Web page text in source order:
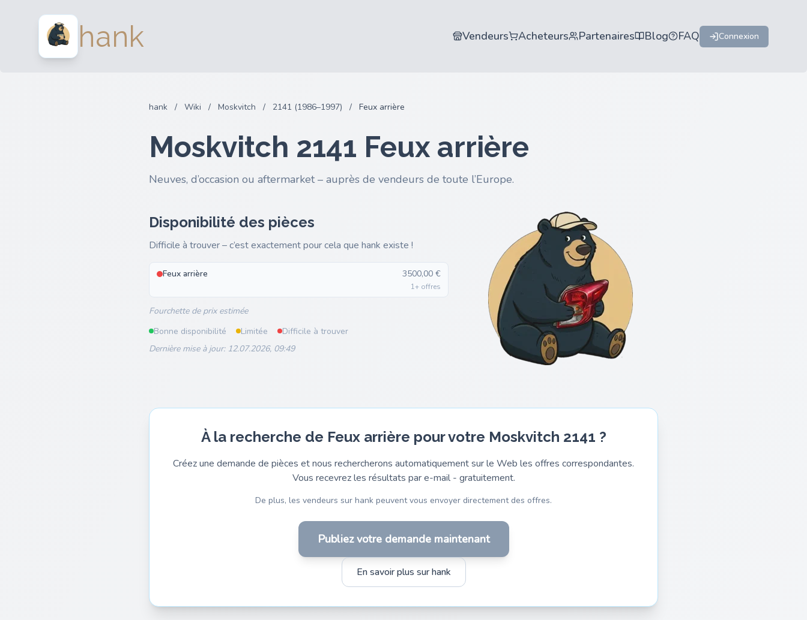
hank Vendeurs Acheteurs Partenaires Blog FAQ Connexion
hank / Wiki / Moskvitch / 2141 (1986–1997) / Feux arrière
Moskvitch 2141 Feux arrière
Neuves, d’occasion ou aftermarket – auprès de vendeurs de toute l’Europe.
Disponibilité des pièces
Difficile à trouver – c’est exactement pour cela que hank existe !
Feux arrière 3500,00 €
1+ offres
Fourchette de prix estimée
Bonne disponibilité
Limitée
Difficile à trouver
Dernière mise à jour: 12.07.2026, 09:49
À la recherche de Feux arrière pour votre Moskvitch 2141 ?
Créez une demande de pièces et nous rechercherons automatiquement sur le Web les offres correspondantes.
Vous recevrez les résultats par e-mail - gratuitement.
De plus, les vendeurs sur hank peuvent vous envoyer directement des offres.
Publiez votre demande maintenant
En savoir plus sur hank